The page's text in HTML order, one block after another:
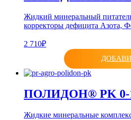
Жидкий минеральный
корректоры дефицита Азота,
2 710₽
ПОЛИДОН® PK 0-
Жидкие минеральные